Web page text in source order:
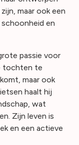
maar ook een
en
passie voor
tochten te
maar ook
haalt hij
wat
Zijn leven is
en een actieve